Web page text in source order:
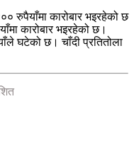
रुपैयाँमा कारोबार भइरहेको छ
कारोबार भइरहेको छ।
घटेको छ। चाँदी प्रतितोला